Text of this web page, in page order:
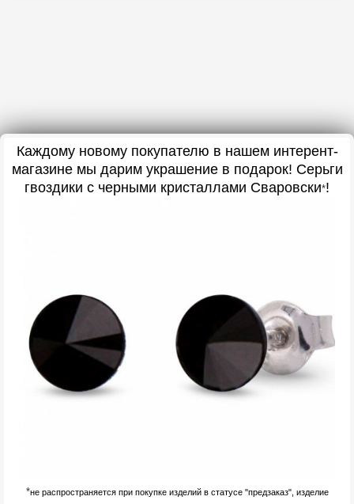
Каждому новому покупателю в нашем интерент-
магазине мы дарим украшение в подарок! Серьги
гвоздики с черными кристаллами Сваровски*!
*не распространяется при покупке изделий в статусе "предзаказ", изделие